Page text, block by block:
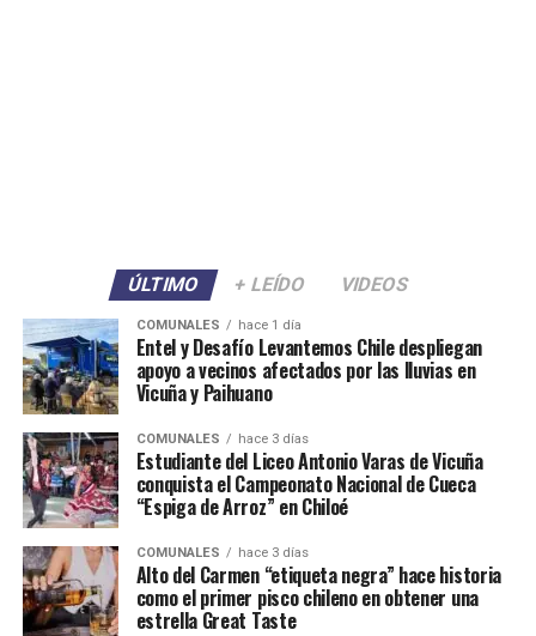
ÚLTIMO + LEÍDO VIDEOS
COMUNALES hace 1 día
Entel y Desafío Levantemos Chile despliegan
apoyo a vecinos afectados por las lluvias en
Vicuña y Paihuano
COMUNALES hace 3 días
Estudiante del Liceo Antonio Varas de Vicuña
conquista el Campeonato Nacional de Cueca
“Espiga de Arroz” en Chiloé
COMUNALES hace 3 días
Alto del Carmen “etiqueta negra” hace historia
como el primer pisco chileno en obtener una
estrella Great Taste